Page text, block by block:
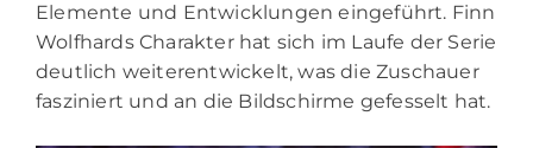
Elemente und Entwicklungen eingeführt. Finn
Wolfhards Charakter hat sich im Laufe der Serie
deutlich weiterentwickelt, was die Zuschauer
fasziniert und an die Bildschirme gefesselt hat.